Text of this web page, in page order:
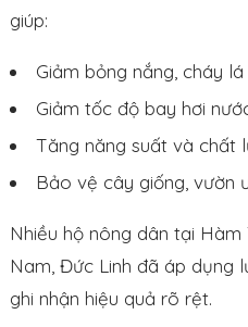
giúp:
Giảm bỏng nắng, cháy
Giảm tốc độ bay hơi
Tăng năng suất và chất
Bảo vệ cây giống, vườn
Nhiều hộ nông dân tại
Nam, Đức Linh đã áp dụng
ghi nhận hiệu quả rõ rệt.